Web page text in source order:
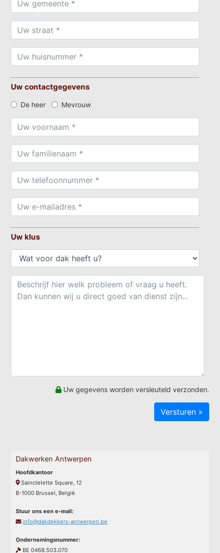
Uw contactgegevens
De heer Mevrouw
Uw klus
Uw gegevens worden versleuteld verzonden.
Dakwerken Antwerpen
Hoofdkantoor
Sainctelette Square, 12
B-1000 Brussel, België
Stuur ons een e-mail:
info@dakdekkers-antwerpen.be
Ondernemingsnummer:
BE 0468.503.070